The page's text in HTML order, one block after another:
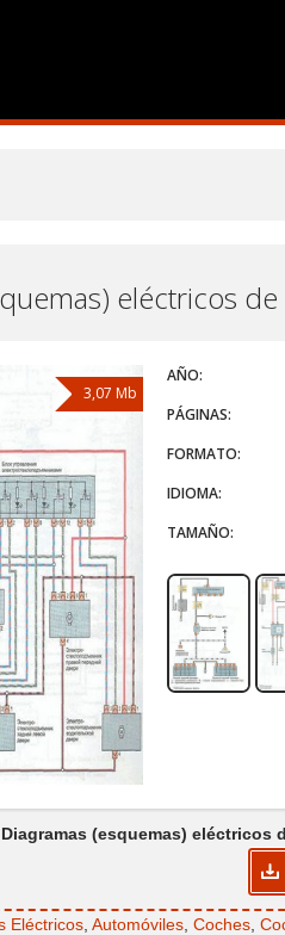
eléctricos
3,07 Mb
AÑO:
PÁGINAS:
FORMATO:
IDIOMA:
TAMAÑO:
Diagramas (esquemas) eléctricos
Eléctricos Automóviles Coches